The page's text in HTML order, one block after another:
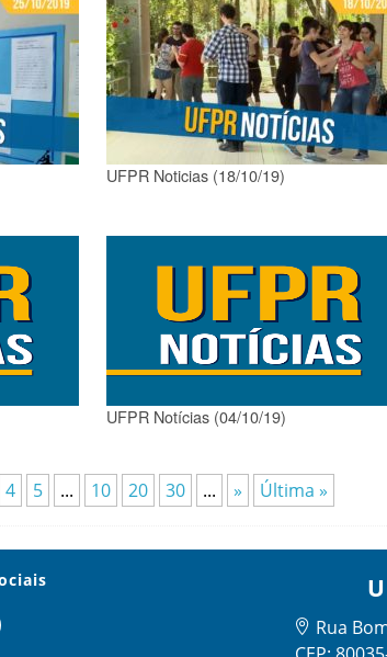
UFPR Noticias (18/10/19)
UFPR Notícias (04/10/19)
4 5 ... 10 20 30 ... » Última »
Rua